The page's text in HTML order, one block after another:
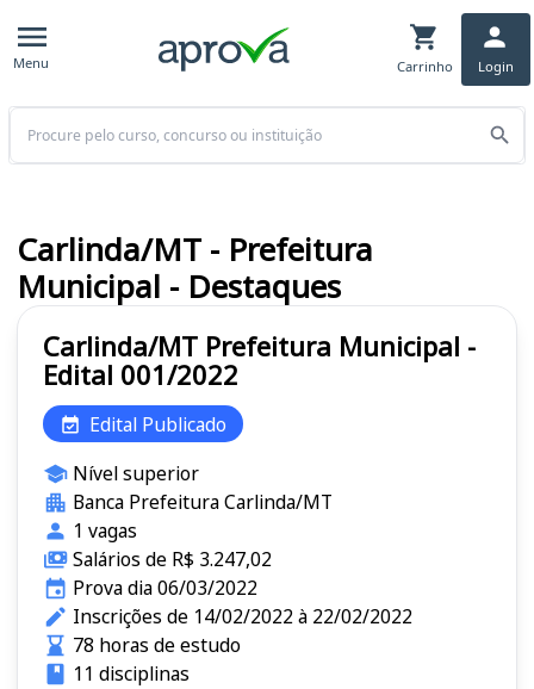
Menu Carrinho Login
Buscar
Carlinda/MT Prefeitura Municipal -
Edital 001/2022
Edital Publicado
Nível superior
Banca Prefeitura Carlinda/MT
1 vagas
Salários de R$ 3.247,02
Prova dia 06/03/2022
Inscrições de 14/02/2022 à 22/02/2022
78 horas de estudo
11 disciplinas
Carlinda/MT - Prefeitura
Municipal - Destaques